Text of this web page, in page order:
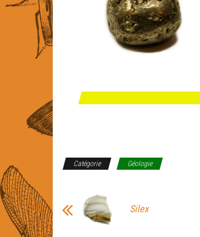
Catégorie Géologie
Silex